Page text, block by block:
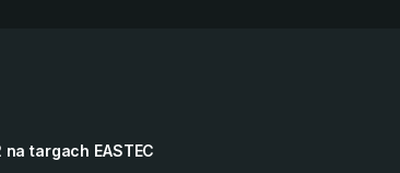
targach EASTEC